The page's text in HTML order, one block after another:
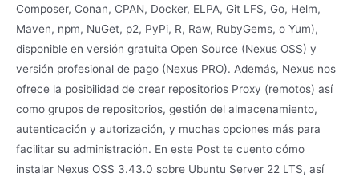
Composer, Conan, CPAN, Docker, ELPA, Git LFS, Go, Helm,
Maven, npm, NuGet, p2, PyPi, R, Raw, RubyGems, o Yum),
disponible en versión gratuita Open Source (Nexus OSS) y
versión profesional de pago (Nexus PRO). Además, Nexus nos
ofrece la posibilidad de crear repositorios Proxy (remotos) así
como grupos de repositorios, gestión del almacenamiento,
autenticación y autorización, y muchas opciones más para
facilitar su administración. En este Post te cuento cómo
instalar Nexus OSS 3.43.0 sobre Ubuntu Server 22 LTS, así